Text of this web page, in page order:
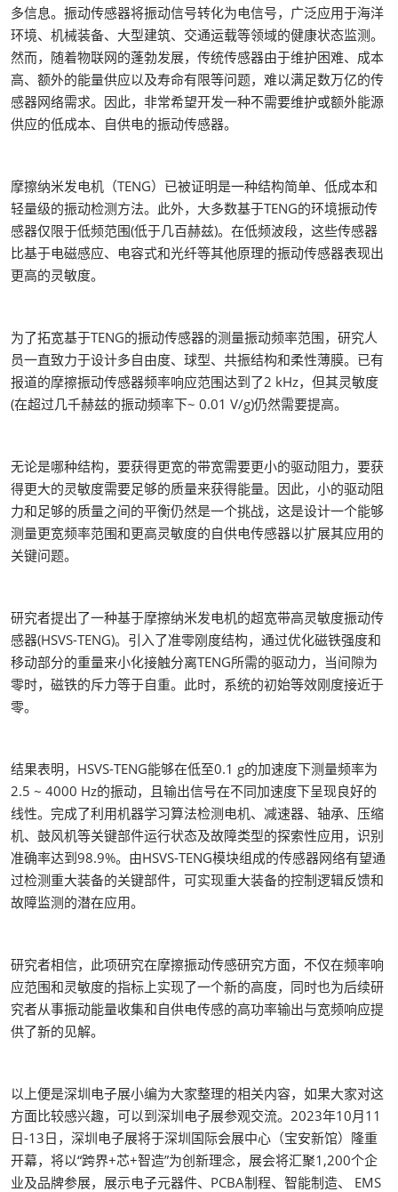
多信息。振动传感器将振动信号转化为电信号，广泛应用于海洋
环境、机械装备、大型建筑、交通运载等领域的健康状态监测。
然而，随着物联网的蓬勃发展，传统传感器由于维护困难、成本
高、额外的能量供应以及寿命有限等问题，难以满足数万亿的传
感器网络需求。因此，非常希望开发一种不需要维护或额外能源
供应的低成本、自供电的振动传感器。
摩擦纳米发电机（TENG）已被证明是一种结构简单、低成本和
轻量级的振动检测方法。此外，大多数基于TENG的环境振动传
感器仅限于低频范围(低于几百赫兹)。在低频波段，这些传感器
比基于电磁感应、电容式和光纤等其他原理的振动传感器表现出
更高的灵敏度。
为了拓宽基于TENG的振动传感器的测量振动频率范围，研究人
员一直致力于设计多自由度、球型、共振结构和柔性薄膜。已有
报道的摩擦振动传感器频率响应范围达到了2 kHz，但其灵敏度
(在超过几千赫兹的振动频率下~ 0.01 V/g)仍然需要提高。
无论是哪种结构，要获得更宽的带宽需要更小的驱动阻力，要获
得更大的灵敏度需要足够的质量来获得能量。因此，小的驱动阻
力和足够的质量之间的平衡仍然是一个挑战，这是设计一个能够
测量更宽频率范围和更高灵敏度的自供电传感器以扩展其应用的
关键问题。
研究者提出了一种基于摩擦纳米发电机的超宽带高灵敏度振动传
感器(HSVS-TENG)。引入了准零刚度结构，通过优化磁铁强度和
移动部分的重量来小化接触分离TENG所需的驱动力，当间隙为
零时，磁铁的斥力等于自重。此时，系统的初始等效刚度接近于
零。
结果表明，HSVS-TENG能够在低至0.1 g的加速度下测量频率为
2.5 ~ 4000 Hz的振动，且输出信号在不同加速度下呈现良好的
线性。完成了利用机器学习算法检测电机、减速器、轴承、压缩
机、鼓风机等关键部件运行状态及故障类型的探索性应用，识别
准确率达到98.9%。由HSVS-TENG模块组成的传感器网络有望通
过检测重大装备的关键部件，可实现重大装备的控制逻辑反馈和
故障监测的潜在应用。
研究者相信，此项研究在摩擦振动传感研究方面，不仅在频率响
应范围和灵敏度的指标上实现了一个新的高度，同时也为后续研
究者从事振动能量收集和自供电传感的高功率输出与宽频响应提
供了新的见解。
以上便是深圳电子展小编为大家整理的相关内容，如果大家对这
方面比较感兴趣，可以到深圳电子展参观交流。2023年10月11
日-13日，深圳电子展将于深圳国际会展中心（宝安新馆）隆重
开幕，将以“跨界+芯+智造”为创新理念，展会将汇聚1,200个企
业及品牌参展，展示电子元器件、PCBA制程、智能制造、 EMS